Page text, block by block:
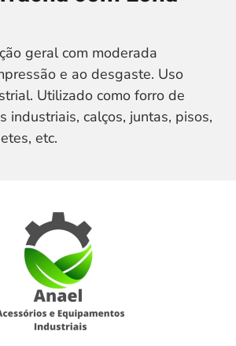
geral com moderada
e ao desgaste. Uso
Utilizado como forro de
industriais, calços, juntas, pisos,
etc.